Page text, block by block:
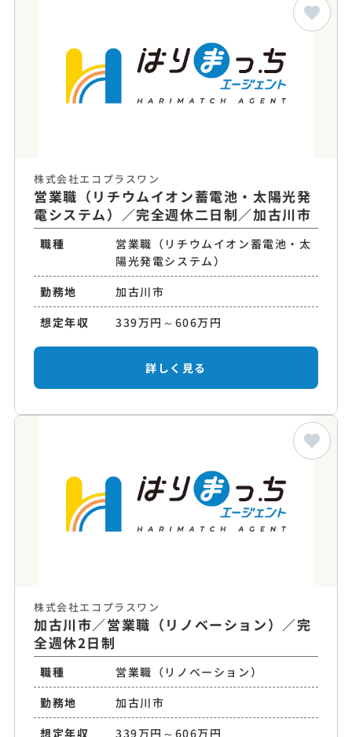
株式会社エコプラスワン
営業職（リチウムイオン蓄電池・太陽光発
電システム）／完全週休二日制／加古川市
職種
営業職（リチウムイオン蓄電池・太
陽光発電システム）
勤務地
加古川市
想定年収
339万円～606万円
詳しく見る
株式会社エコプラスワン
加古川市／営業職（リノベーション）／完
全週休2日制
職種
営業職（リノベーション）
勤務地
加古川市
想定年収
339万円～606万円